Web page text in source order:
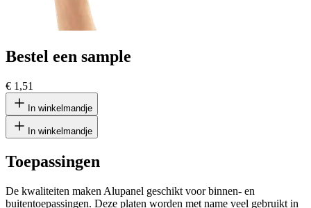
Bestel een sample
€ 1,51
In winkelmandje
In winkelmandje
Toepassingen
De kwaliteiten maken Alupanel geschikt voor binnen- en
buitentoepassingen. Deze platen worden met name veel gebruikt in